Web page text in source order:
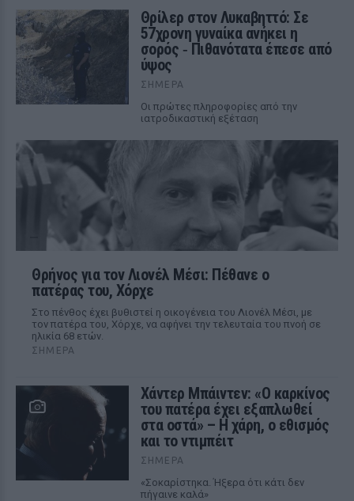
Θρίλερ στον Λυκαβηττό: Σε
57χρονη γυναίκα ανήκει η
σορός ‑ Πιθανότατα έπεσε από
ύψος
ΣΉΜΕΡΑ
Οι πρώτες πληροφορίες από την
ιατροδικαστική εξέταση
Θρήνος για τον Λιονέλ Μέσι: Πέθανε ο
πατέρας του, Χόρχε
Στο πένθος έχει βυθιστεί η οικογένεια του Λιονέλ Μέσι, με
τον πατέρα του, Χόρχε, να αφήνει την τελευταία του πνοή σε
ηλικία 68 ετών.
ΣΉΜΕΡΑ
Χάντερ Μπάιντεν: «Ο καρκίνος
του πατέρα έχει εξαπλωθεί
στα οστά» – Η χάρη, ο εθισμός
και το ντιμπέιτ
ΣΉΜΕΡΑ
«Σοκαρίστηκα. Ήξερα ότι κάτι δεν
πήγαινε καλά»